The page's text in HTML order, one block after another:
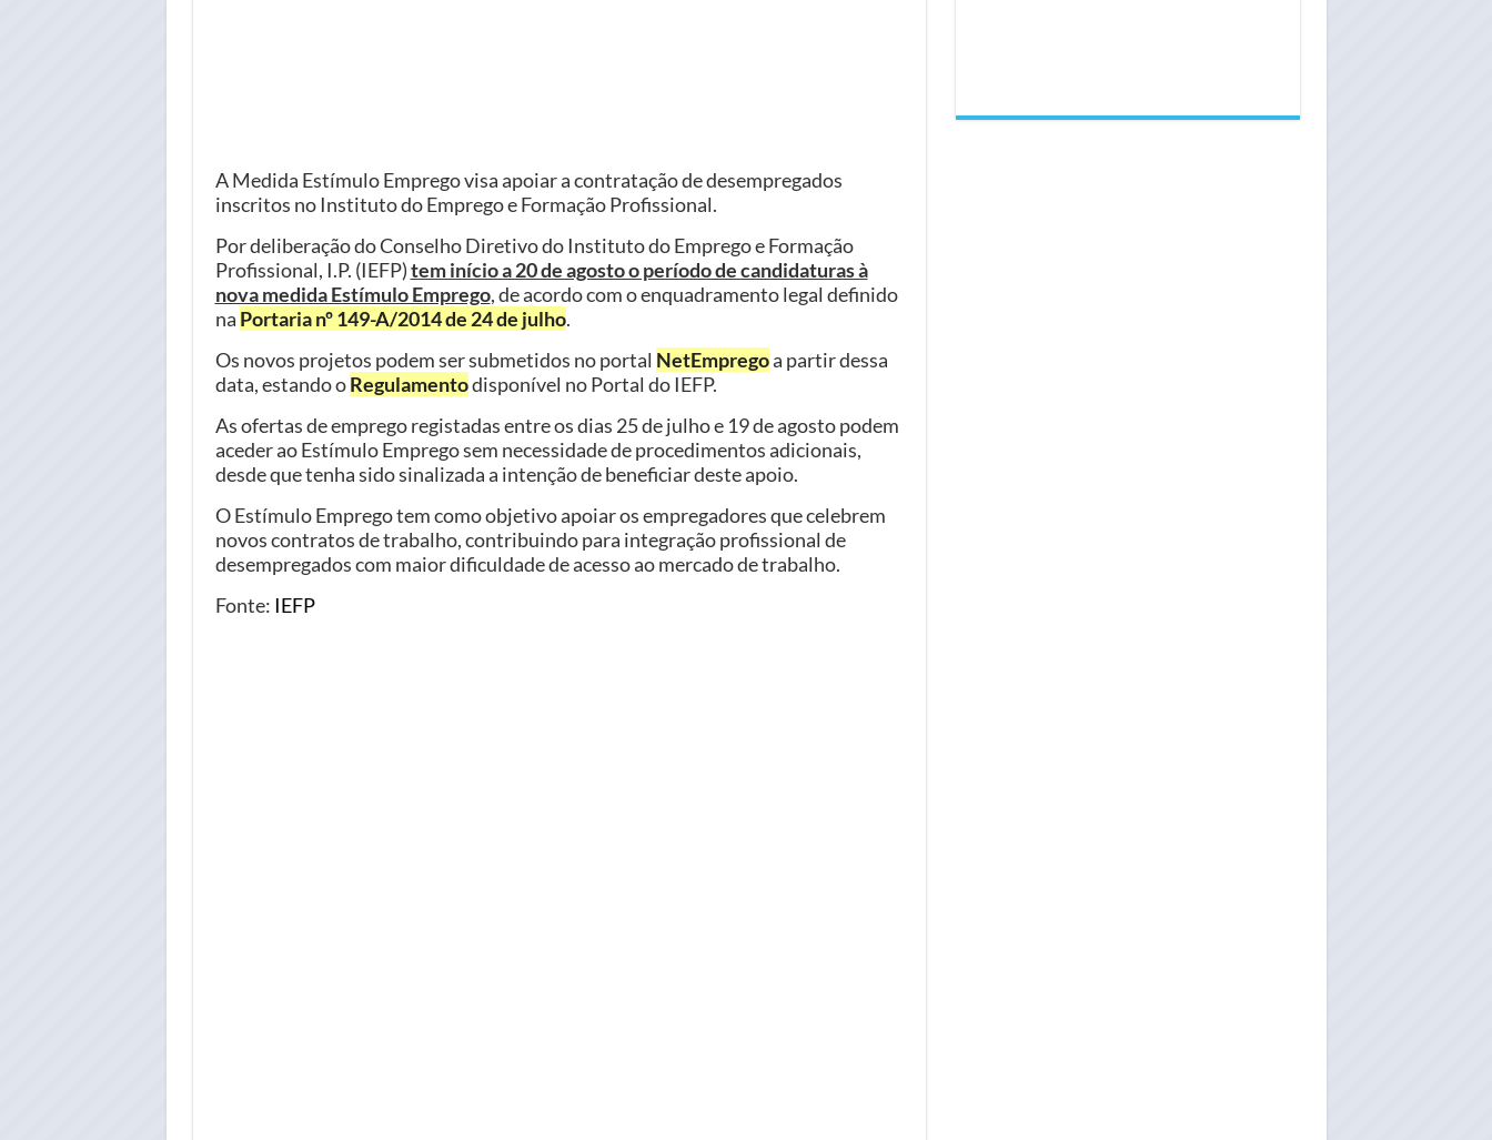
A Medida Estímulo Emprego visa apoiar a contratação de desempregados
inscritos no Instituto do Emprego e Formação Profissional.
Por deliberação do Conselho Diretivo do Instituto do Emprego e Formação
Profissional, I.P. (IEFP)tem início a 20 de agosto o período de candidaturas à
nova medida Estímulo Emprego, de acordo com o enquadramento legal definido
na Portaria nº 149-A/2014 de 24 de julho.
Os novos projetos podem ser submetidos no portal NetEmpregoa partir dessa
data, estando oRegulamentodisponível no Portal do IEFP.
As ofertas de emprego registadas entre os dias 25 de julho e 19 de agosto podem
aceder ao Estímulo Emprego sem necessidade de procedimentos adicionais,
desde que tenha sido sinalizada a intenção de beneficiar deste apoio.
O Estímulo Emprego tem como objetivo apoiar os empregadores que celebrem
novos contratos de trabalho, contribuindo para integração profissional de
desempregados com maior dificuldade de acesso ao mercado de trabalho.
Fonte: IEFP